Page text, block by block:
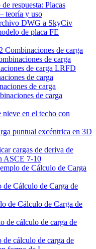
respuesta: Placas
teoría y uso
DWG a SkyCiv
de placa FE
Combinaciones de carga
de carga
de carga LRFD
de carga
de carga
de carga
nieve en el techo con
puntual excéntrica en 3D
cargas de deriva de
ASCE 7-10
de Cálculo de Carga
Cálculo de Carga de
de Cálculo de Carga de
de cálculo de carga de
cálculo de carga de